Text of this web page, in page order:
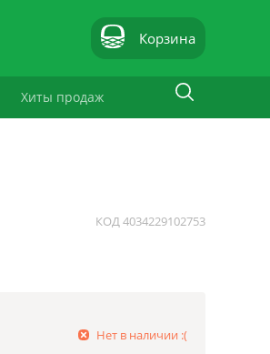
Корзина
Хиты продаж
КОД4034229102753
Нет в наличии :(